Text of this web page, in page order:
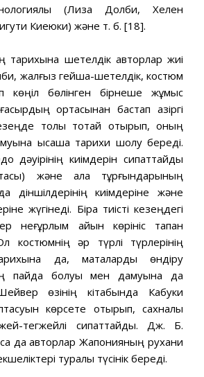
(Лиза Долби, Хелен
Киеюки) және т. б. [18].
тарихына шетелдік авторлар жиі
жалғыз гейша-шетелдік, костюм
көңіл бөлінген бірнеше жұмыс
ортасынан бастап қазіргі
толық тоқтай отырып, оның
қысқаша тарихи шолу береді.
дәуірінің киімдерін сипаттайды
және қала тұрғындарының
діншілдерінің киімдеріне және
жүгінеді. Бірақ тиісті кезеңдегі
неғұрлым айқын көрініс тапқан
костюмнің әр түрлі түрлерінің
да, маталарды өндіру
пайда болуы мен дамуына да
өзінің кітабында Кабуки
көрсете отырып, сахналық
тегжейлі сипаттайды. Дж. Б.
да авторлар Жапонияның рухани
туралы түсінік береді.